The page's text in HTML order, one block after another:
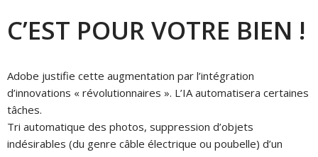
C’EST POUR VOTRE BIEN !
Adobe justifie cette augmentation par l’intégration
d’innovations « révolutionnaires ». L’IA automatisera certaines
tâches.
Tri automatique des photos, suppression d’objets
indésirables (du genre câble électrique ou poubelle) d’un